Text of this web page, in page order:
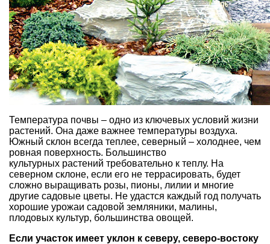
Температура почвы – одно из ключевых условий жизни
растений. Она даже важнее температуры воздуха.
Южный склон всегда теплее, северный – холоднее, чем
ровная поверхность. Большинство
культурных растений требовательно к теплу. На
северном склоне, если его не террасировать, будет
сложно выращивать розы, пионы, лилии и многие
другие садовые цветы. Не удастся каждый год получать
хорошие урожаи садовой земляники, малины,
плодовых культур, большинства овощей.
Если участок имеет уклон к северу, северо-востоку